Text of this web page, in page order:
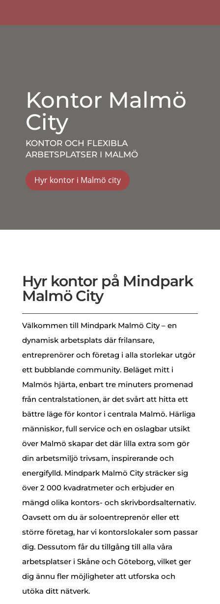
Kontor Malmö
City
KONTOR OCH FLEXIBLA
ARBETSPLATSER I MALMÖ
Hyr kontor i Malmö city
Hyr kontor på Mindpark
Malmö City
Välkommen till Mindpark Malmö City – en
dynamisk arbetsplats där frilansare,
entreprenörer och företag i alla storlekar utgör
ett bubblande community. Beläget mitt i
Malmös hjärta, enbart tre minuters promenad
från centralstationen, är det svårt att hitta ett
bättre läge för kontor i centrala Malmö. Härliga
människor, full service och en oslagbar utsikt
över Malmö skapar det där lilla extra som gör
din arbetsmiljö trivsam, inspirerande och
energifylld. Mindpark Malmö City sträcker sig
över 2 000 kvadratmeter och erbjuder en
mängd olika kontors- och skrivbordsalternativ.
Oavsett om du är soloentreprenör eller ett
större företag, har vi kontorslokaler som passar
dig. Dessutom får du tillgång till alla våra
arbetsplatser i Skåne och Göteborg, vilket ger
dig ännu fler möjligheter att utforska och
utöka ditt nätverk.